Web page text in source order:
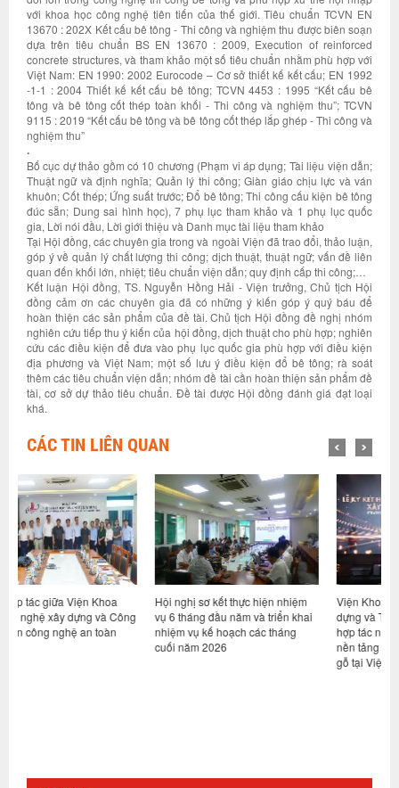
với khoa học công nghệ tiên tiến của thế giới. Tiêu chuẩn TCVN EN
13670 : 202X Kết cấu bê tông - Thi công và nghiệm thu được biên soạn
dựa trên tiêu chuẩn BS EN 13670 : 2009, Execution of reinforced
concrete structures, và tham khảo một số tiêu chuẩn nhằm phù hợp với
Việt Nam: EN 1990: 2002 Eurocode – Cơ sở thiết kế kết cấu; EN 1992
-1-1 : 2004 Thiết kế kết cấu bê tông; TCVN 4453 : 1995 “Kết cấu bê
tông và bê tông cốt thép toàn khối - Thi công và nghiệm thu”; TCVN
9115 : 2019 “Kết cấu bê tông và bê tông cốt thép lắp ghép - Thi công và
nghiệm thu”
.
Bố cục dự thảo gồm có 10 chương (Phạm vi áp dụng; Tài liệu viện dẫn;
Thuật ngữ và định nghĩa; Quản lý thi công; Giàn giáo chịu lực và ván
khuôn; Cốt thép; Ứng suất trước; Đổ bê tông; Thi công cấu kiện bê tông
đúc sẵn; Dung sai hình học), 7 phụ lục tham khảo và 1 phụ lục quốc
gia, Lời nói đầu, Lời giới thiệu và Danh mục tài liệu tham khảo
Tại Hội đồng, các chuyên gia trong và ngoài Viện đã trao đổi, thảo luận,
góp ý về quản lý chất lượng thi công; dịch thuật, thuật ngữ; vấn đề liên
quan đến khối lớn, nhiệt; tiêu chuẩn viện dẫn; quy định cấp thi công;…
Kết luận Hội đồng, TS. Nguyễn Hồng Hải - Viện trưởng, Chủ tịch Hội
đồng cảm ơn các chuyên gia đã có những ý kiến góp ý quý báu để
hoàn thiện các sản phẩm của đề tài. Chủ tịch Hội đồng đề nghị nhóm
nghiên cứu tiếp thu ý kiến của hội đồng, dịch thuật cho phù hợp; nghiên
cứu các điều kiện để đưa vào phụ lục quốc gia phù hợp với điều kiện
địa phương và Việt Nam; một số lưu ý điều kiện đổ bê tông; rà soát
thêm các tiêu chuẩn viện dẫn; nhóm đề tài cần hoàn thiện sản phẩm đề
tài, cơ sở dự thảo tiêu chuẩn. Đề tài được Hội đồng đánh giá đạt loại
khá.
CÁC TIN LIÊN QUAN
Hội nghị sơ kết thực hiện nhiệm
vụ 6 tháng đầu năm và triển khai
nhiệm vụ kế hoạch các tháng
Viện Khoa học công nghệ xây
dựng và Tập đoàn Trần Đức ký kết
hợp tác nghiên cứu, phát triển
nền tảng tiêu chuẩn cho xây dựng